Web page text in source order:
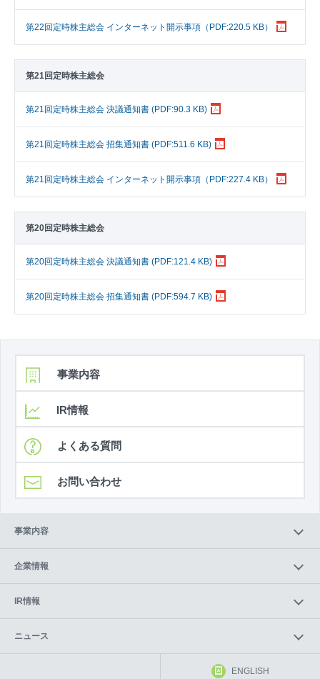
第22回定時株主総会 インターネット開示事項（PDF:220.5 KB）
第21回定時株主総会
第21回定時株主総会 決議通知書 (PDF:90.3 KB)
第21回定時株主総会 招集通知書 (PDF:511.6 KB)
第21回定時株主総会 インターネット開示事項（PDF:227.4 KB）
第20回定時株主総会
第20回定時株主総会 決議通知書 (PDF:121.4 KB)
第20回定時株主総会 招集通知書 (PDF:594.7 KB)
事業内容
IR情報
よくある質問
お問い合わせ
事業内容
企業情報
IR情報
ニュース
ENGLISH